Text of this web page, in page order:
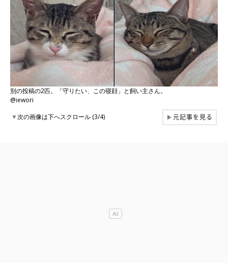
別の投稿の2匹。「守りたい、この寝顔」と飼い主さん。
@iewori
▼次の画像は下へスクロール (3/4) ▶元記事を見る